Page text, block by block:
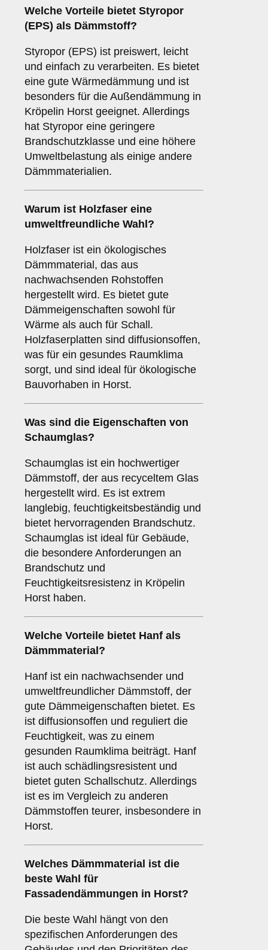
Welche Vorteile bietet Styropor
(EPS) als Dämmstoff?
Styropor (EPS) ist preiswert, leicht
und einfach zu verarbeiten. Es bietet
eine gute Wärmedämmung und ist
besonders für die Außendämmung in
Kröpelin Horst geeignet. Allerdings
hat Styropor eine geringere
Brandschutzklasse und eine höhere
Umweltbelastung als einige andere
Dämmmaterialien.
Warum ist Holzfaser eine
umweltfreundliche Wahl?
Holzfaser ist ein ökologisches
Dämmmaterial, das aus
nachwachsenden Rohstoffen
hergestellt wird. Es bietet gute
Dämmeigenschaften sowohl für
Wärme als auch für Schall.
Holzfaserplatten sind diffusionsoffen,
was für ein gesundes Raumklima
sorgt, und sind ideal für ökologische
Bauvorhaben in Horst.
Was sind die Eigenschaften von
Schaumglas?
Schaumglas ist ein hochwertiger
Dämmstoff, der aus recyceltem Glas
hergestellt wird. Es ist extrem
langlebig, feuchtigkeitsbeständig und
bietet hervorragenden Brandschutz.
Schaumglas ist ideal für Gebäude,
die besondere Anforderungen an
Brandschutz und
Feuchtigkeitsresistenz in Kröpelin
Horst haben.
Welche Vorteile bietet Hanf als
Dämmmaterial?
Hanf ist ein nachwachsender und
umweltfreundlicher Dämmstoff, der
gute Dämmeigenschaften bietet. Es
ist diffusionsoffen und reguliert die
Feuchtigkeit, was zu einem
gesunden Raumklima beiträgt. Hanf
ist auch schädlingsresistent und
bietet guten Schallschutz. Allerdings
ist es im Vergleich zu anderen
Dämmstoffen teurer, insbesondere in
Horst.
Welches Dämmmaterial ist die
beste Wahl für
Fassadendämmungen in Horst?
Die beste Wahl hängt von den
spezifischen Anforderungen des